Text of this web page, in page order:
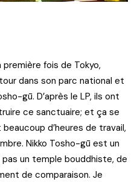
première fois de Tokyo,
dans son parc national et
gū. D’après le LP, ils ont
ce sanctuaire; et ça se
d’heures de travail,
Nikko Tosho-gū est un
un temple bouddhiste, de
de comparaison. Je